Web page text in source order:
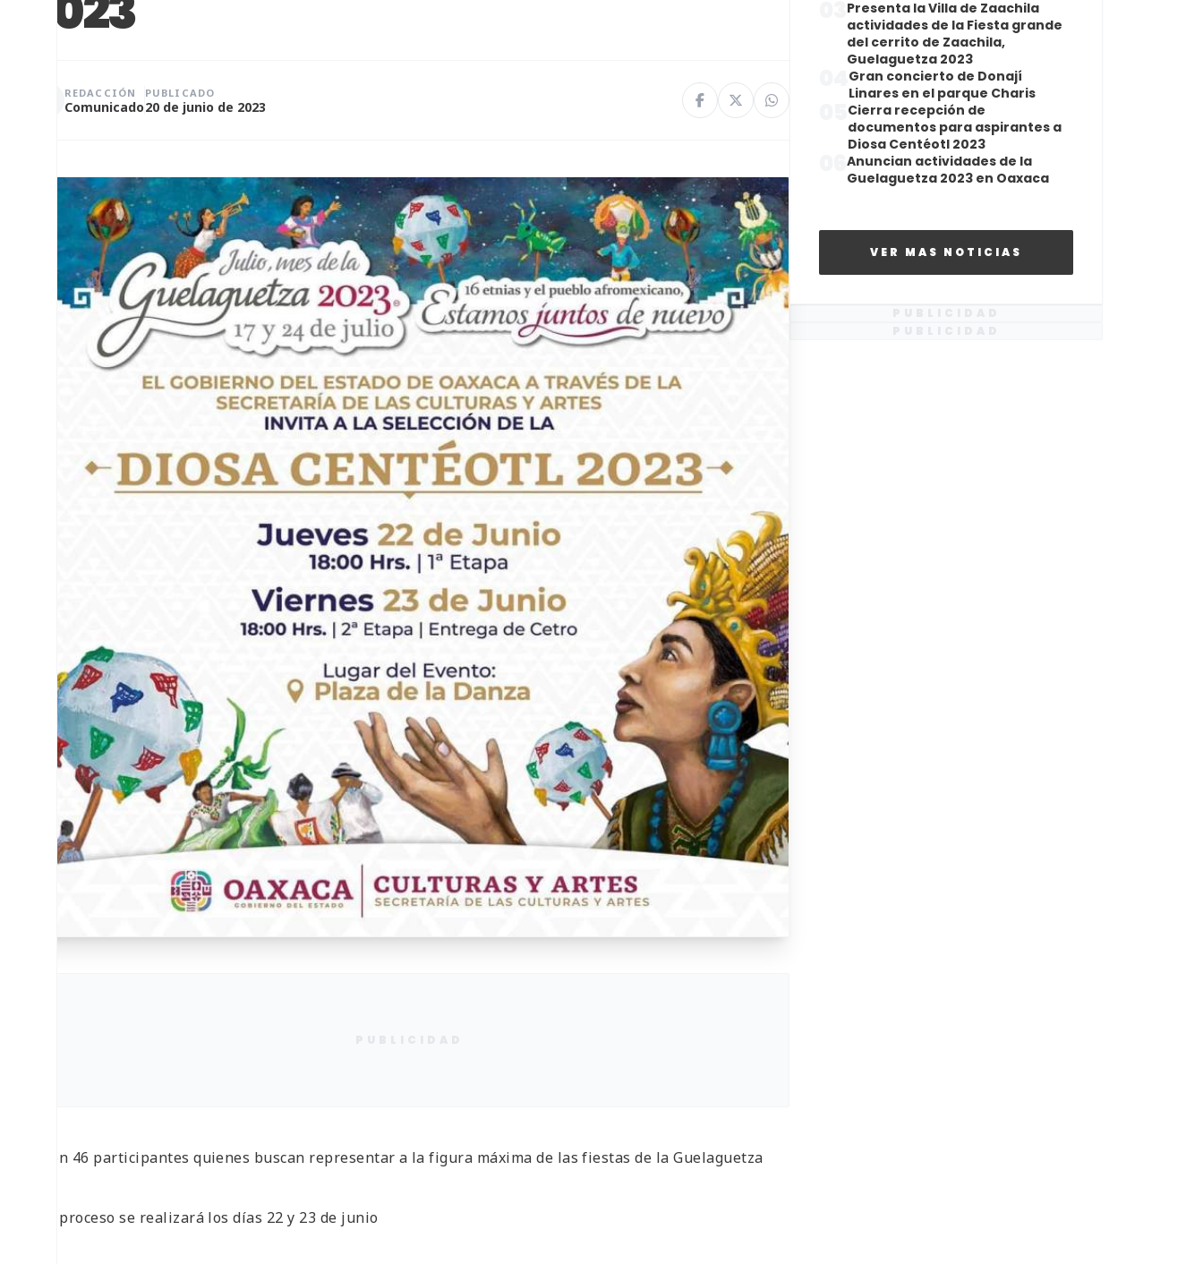
REDACCIÓN
Comunicado
PUBLICADO
20 de junio de 2023
● Son 46 participantes quienes buscan representar a la figura máxima de las fiestas de la Guelaguetza
● El proceso se realizará los días 22 y 23 de junio
Presenta la Villa de Zaachila
actividades de la Fiesta grande
del cerrito de Zaachila,
Guelaguetza 2023
Gran concierto de Donají
Linares en el parque Charis
Cierra recepción de
documentos para aspirantes a
Diosa Centéotl 2023
Anuncian actividades de la
Guelaguetza 2023 en Oaxaca
VER MAS NOTICIAS